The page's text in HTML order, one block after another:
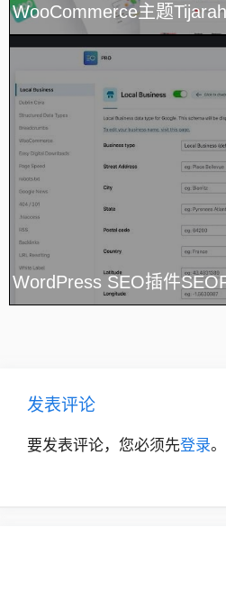
WooCommerce主题
WordPress SEO插件
发表评论
要发表评论，您必须先登录。